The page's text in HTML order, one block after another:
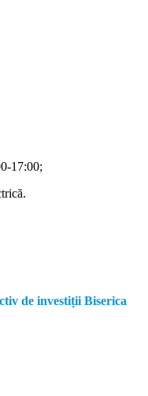
17:00;
de investiții Biserica